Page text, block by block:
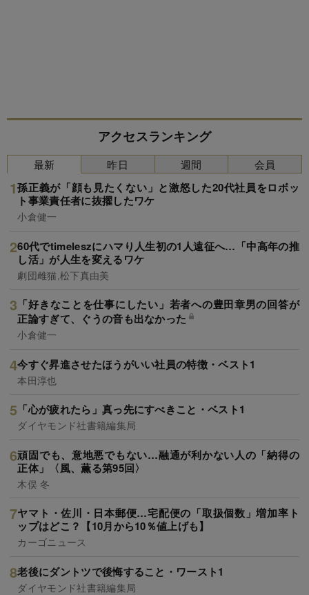
アクセスランキング
最新
孫正義が「顔も見たくない」と激怒した20代社員をロボッ
ト事業責任者に抜擢したワケ
小倉健一
60代でtimeleszにハマり人生初の1人遠征へ…「中高年の推
し活」が人生を変えるワケ
劇団雌猫,松下真由美
「好きなことを仕事にしたい」若者への豊田章男の回答が
正論すぎて、ぐうの音も出なかった
小倉健一
今すぐ昇進させたほうがいい社員の特徴・ベスト1
本田淳也
「心が疲れたら」真っ先にすべきこと・ベスト1
ダイヤモンド社書籍編集局
頑固でも、意地悪でもない…融通が利かない人の「納得の
正体」〈風、薫る第95回〉
木俣 冬
ヤマト・佐川・日本郵便…宅配便の「取扱個数」増加率ト
ップはどこ？【10月から10％値上げも】
カーゴニュース
老後にダントツで後悔すること・ワースト1
ダイヤモンド社書籍編集局
昨日 週間 会員